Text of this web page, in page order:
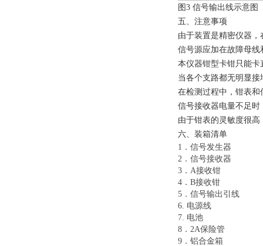
图3 信号输出线示意图
五、注意事项
由于装置是精密仪器
信号源应加在故障母线
本仪器钳型卡钳只能
当各个支路都无明显
在检测过程中，钳表
信号接收器电量不足
由于钳表的灵敏度很
六、装箱清单
1．信号发生器
2．信号接收器
3．A接收钳
4．B接收钳
5．信号输出引线
6. 电源线
7. 电池
8．2A保险管
9．铝合金箱